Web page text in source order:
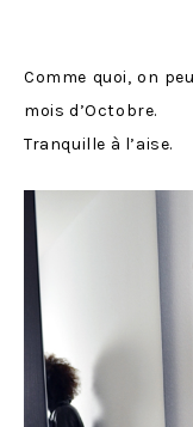
Comme quoi, on
mois d’Octobre.
Tranquille à l’aise.